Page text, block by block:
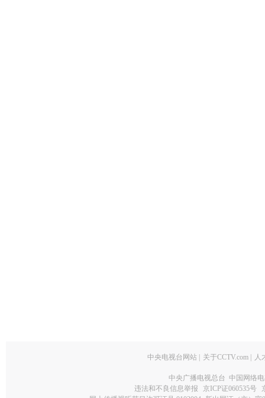
中央电视台网站 关于CCTV.com 人
中央广播电视总台 中国网络
违法和不良信息举报
京ICP证060535号